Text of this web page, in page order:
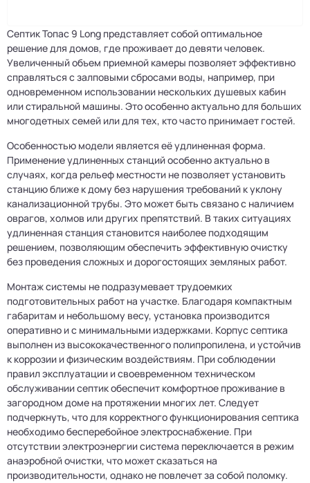
Септик Топас 9 Long представляет собой оптимальное
решение для домов, где проживает до девяти человек.
Увеличенный объем приемной камеры позволяет эффективно
справляться с залповыми сбросами воды, например, при
одновременном использовании нескольких душевых кабин
или стиральной машины. Это особенно актуально для больших
многодетных семей или для тех, кто часто принимает гостей.
Особенностью модели является её удлиненная форма.
Применение удлиненных станций особенно актуально в
случаях, когда рельеф местности не позволяет установить
станцию ближе к дому без нарушения требований к уклону
канализационной трубы. Это может быть связано с наличием
оврагов, холмов или других препятствий. В таких ситуациях
удлиненная станция становится наиболее подходящим
решением, позволяющим обеспечить эффективную очистку
без проведения сложных и дорогостоящих земляных работ.
Монтаж системы не подразумевает трудоемких
подготовительных работ на участке. Благодаря компактным
габаритам и небольшому весу, установка производится
оперативно и с минимальными издержками. Корпус септика
выполнен из высококачественного полипропилена, и устойчив
к коррозии и физическим воздействиям. При соблюдении
правил эксплуатации и своевременном техническом
обслуживании септик обеспечит комфортное проживание в
загородном доме на протяжении многих лет. Следует
подчеркнуть, что для корректного функционирования септика
необходимо бесперебойное электроснабжение. При
отсутствии электроэнергии система переключается в режим
анаэробной очистки, что может сказаться на
производительности, однако не повлечет за собой поломку.